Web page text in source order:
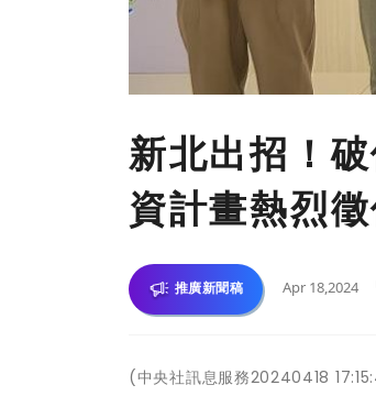
新北出招！
資計畫熱烈
推廣新聞稿 Apr 18,2024
(中央社訊息服務20240418